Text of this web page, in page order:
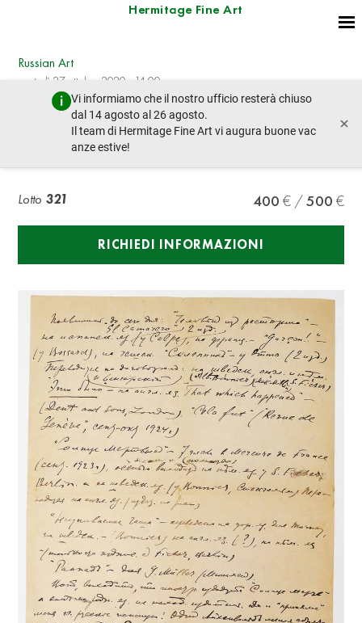
Hermitage Fine Art
Vi informiamo che il nostro ufficio resterà chiuso
dal 14 agosto al 26 agosto.
Il team di Hermitage Fine Art vi augura buone vac
anze estive!
×
Russian Art
martedì 27 ottobre 2020 - 14:00
lotto precedente lotto prossimo
SHMELEV I.S. (1873-1950), AUTOGRAPH
Lotto 321 400 500
RICHIEDI INFORMAZIONI